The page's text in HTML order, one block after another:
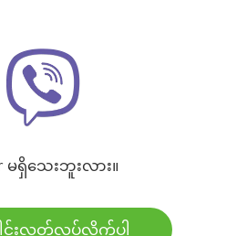
မရှိသေးဘူးလား။
ါင်းလုတ်လုပ်လိုက်ပါ